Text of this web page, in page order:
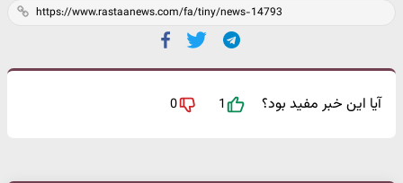
آیا این خبر مفید بود؟ 1
0